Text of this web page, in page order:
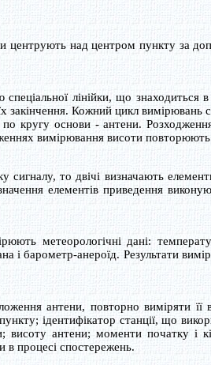
центрують над центром пункту за
лінійки, що знаходиться в
закінчення. Кожний цикл вимірювань
кругу основи - антени.
вимірювання висоти
то двічі визначають
елементів приведення
метеорологічні дані:
і барометр-анероїд. Результати
антени, повторно виміряти
ідентифікатор станції, що
висоту антени; моменти початку і
в процесі спостережень.